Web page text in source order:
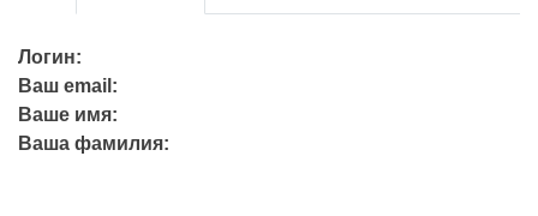
Логин:
Ваш email:
Ваше имя:
Ваша фамилия: